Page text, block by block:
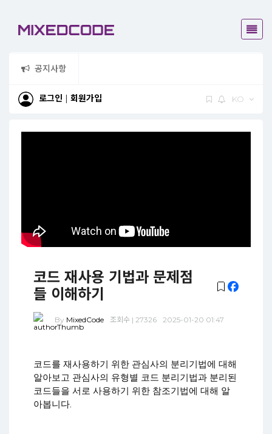
공지사항
로그인 | 회원가입 KO
코드 재사용 기법과 문제점
들 이해하기
By MixedCode 조회수 | 27326 2025-01-20 01:47
코드를 재사용하기 위한 관심사의 분리기법에 대해
알아보고 관심사의 유형별 코드 분리기법과 분리된
코드들을 서로 사용하기 위한 참조기법에 대해 알
아봅니다.